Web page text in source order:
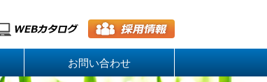
お問い合わせ